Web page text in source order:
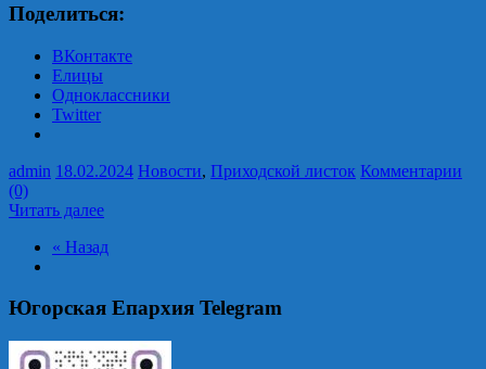
Поделиться:
ВКонтакте
Елицы
Одноклассники
Twitter
admin 18.02.2024 Новости, Приходской листок Комментарии
(0)
Читать далее
« Назад
Югорская Епархия Telegram